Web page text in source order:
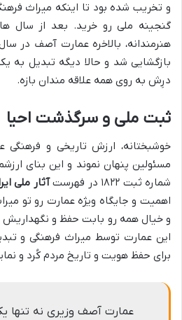
و تخریب شده بود تا اینکه میراث
گنجینه ملی رو خرید. بعد از سال
بازگشایی شد و حالا دیگه تبدیل به
درِش به روی همه علاقه مندان بازه.
ثبت ملی و سرگذشت احیا
خوشبختانه، ارزش تاریخی و
شماره ثبت ۱۸۲۲ در فهرست
آثار ملی
اهمیت و جایگاه ویژه عمارت رو تو
و خیال همه رو بابت حفظ و
این عمارت توسط میراث فرهنگی و
برای حفظ هویت و تاریخ مردم کُرد و
عمارت آصف وزیری نه تنها